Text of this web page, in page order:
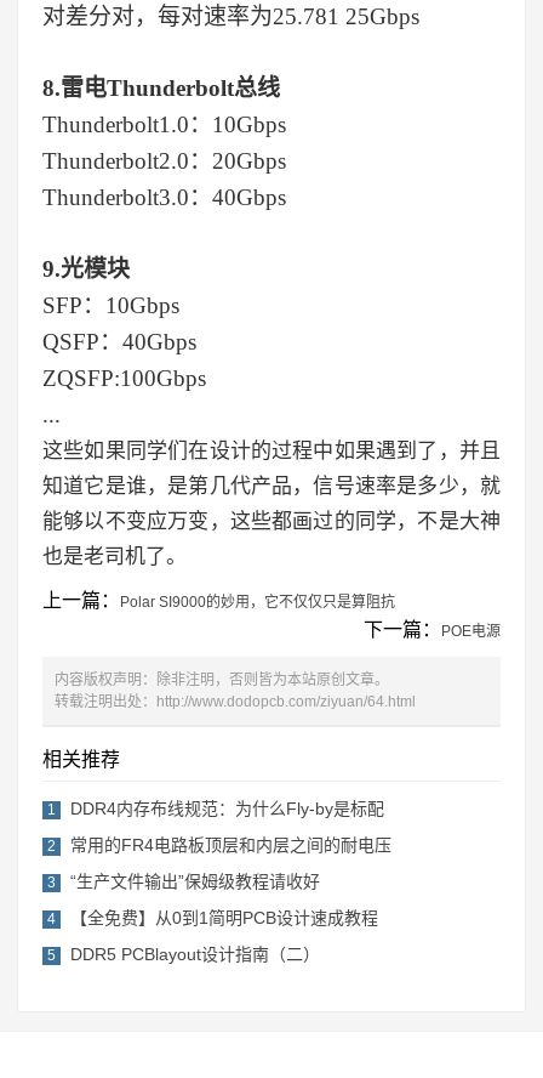
对差分对，每对速率为25.781 25Gbps
8.雷电Thunderbolt总线
Thunderbolt1.0：10Gbps
Thunderbolt2.0：20Gbps
Thunderbolt3.0：40Gbps
9.光模块
SFP： 10Gbps
QSFP： 40Gbps
ZQSFP:100Gbps
...
这些如果同学们在设计的过程中如果遇到了，并且
知道它是谁，是第几代产品，信号速率是多少，就
能够以不变应万变，这些都画过的同学，不是大神
也是老司机了。
上一篇： Polar SI9000的妙用，它不仅仅只是算阻抗
下一篇： POE电源
内容版权声明：除非注明，否则皆为本站原创文章。
转载注明出处：
http://www.dodopcb.com/ziyuan/64.html
相关推荐
1 DDR4内存布线规范：为什么Fly-by是标配
2 常用的FR4电路板顶层和内层之间的耐电压
3 “生产文件输出”保姆级教程请收好
4 【全免费】从0到1简明PCB设计速成教程
5 DDR5 PCBlayout设计指南（二）